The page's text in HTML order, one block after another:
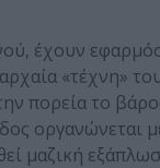
έχουν
«τέχνη»
πορεία το
οργανώνεται
μαζική